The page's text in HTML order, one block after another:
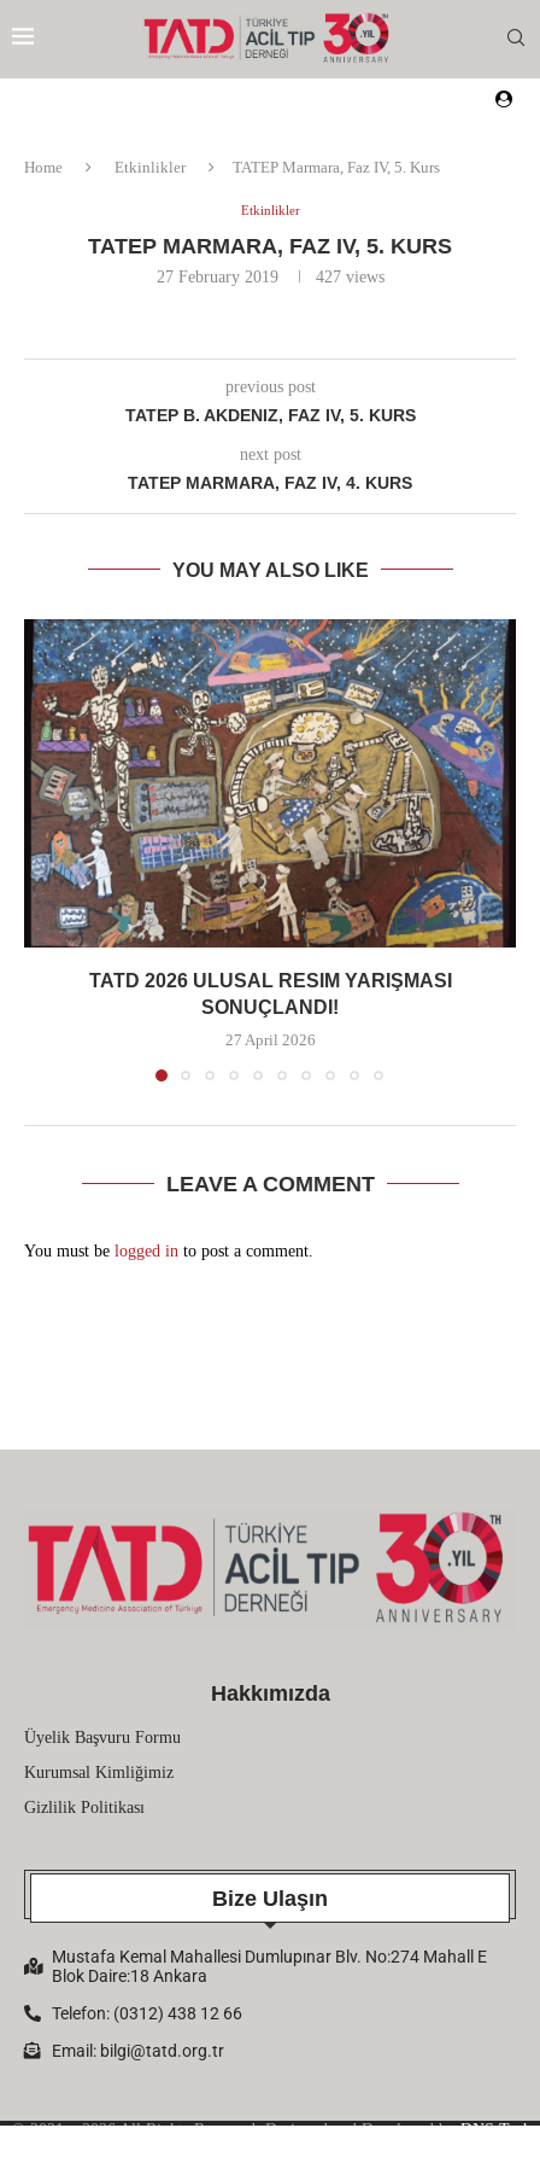
Home Etkinlikler TATEP Marmara, Faz IV, 5. Kurs
Etkinlikler
TATEP MARMARA, FAZ IV, 5. KURS
27 February 2019 427views
previous post
TATEP B. AKDENIZ, FAZ IV, 5. KURS
next post
TATEP MARMARA, FAZ IV, 4. KURS
YOU MAY ALSO LIKE
TATD 2026 ULUSAL RESIM YARIŞMASI
SONUÇLANDI!
27 April 2026
LEAVE A COMMENT
You must be logged in to post a comment.
Hakkımızda
Üyelik Başvuru Formu
Kurumsal Kimliğimiz
Gizlilik Politikası
Bize Ulaşın
Mustafa Kemal Mahallesi Dumlupınar Blv. No:274 Mahall E
Blok Daire:18 Ankara
Telefon: (0312) 438 12 66
Email: bilgi@tatd.org.tr
© 2021 – 2026 All Rights Reserved. Designed and Developed byDNS Tech